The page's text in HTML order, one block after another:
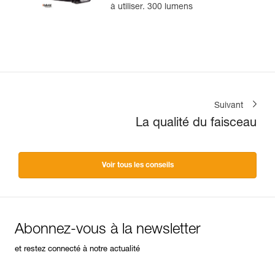
à utiliser. 300 lumens
Suivant
La qualité du faisceau
Voir tous les conseils
Abonnez-vous à la newsletter
et restez connecté à notre actualité